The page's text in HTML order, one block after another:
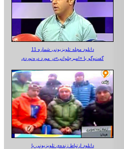
دانلود مجله تلویزیونی شماره 11
گفت‌وگو با «امیرجلوانی»در مورد دره‌نوردی
دانلود ارتباط زنده‌ی تلویزیونی‌ با